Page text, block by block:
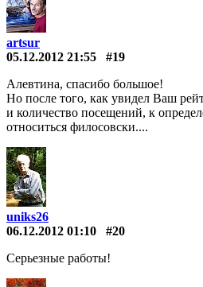
artsur
05.12.2012 21:55
#19
Алевтина, спасибо большое!
Но после того, как увидел Ваш
и количество посещений, к
относиться филосовски....
uniks26
06.12.2012 01:10
#20
Серьезные работы!